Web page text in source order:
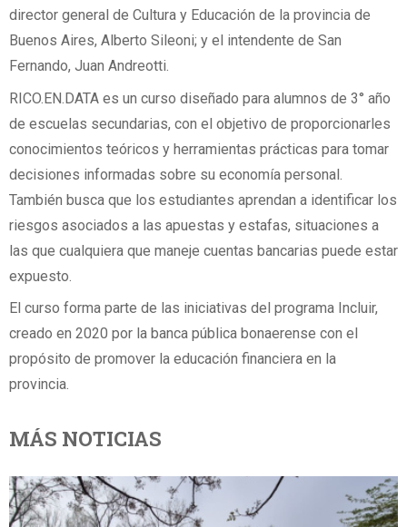
director general de Cultura y Educación de la provincia de
Buenos Aires, Alberto Sileoni; y el intendente de San
Fernando, Juan Andreotti.
RICO.EN.DATA es un curso diseñado para alumnos de 3° año
de escuelas secundarias, con el objetivo de proporcionarles
conocimientos teóricos y herramientas prácticas para tomar
decisiones informadas sobre su economía personal.
También busca que los estudiantes aprendan a identificar los
riesgos asociados a las apuestas y estafas, situaciones a
las que cualquiera que maneje cuentas bancarias puede estar
expuesto.
El curso forma parte de las iniciativas del programa Incluir,
creado en 2020 por la banca pública bonaerense con el
propósito de promover la educación financiera en la
provincia.
MÁS NOTICIAS